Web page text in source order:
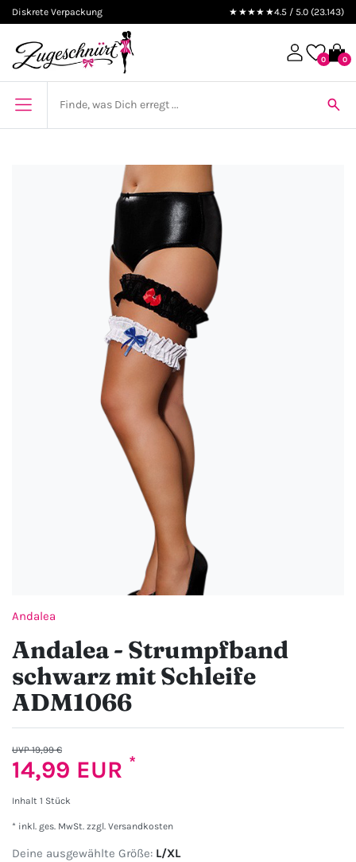
Diskrete Verpackung ★★★★★4.5 / 5.0 (23.143)
0 0
Andalea
Andalea - Strumpfband
schwarz mit Schleife
ADM1066
UVP 19,99 €
14,99 EUR *
Inhalt 1 Stück
* inkl. ges. MwSt. zzgl. Versandkosten
Deine ausgewählte Größe: L/XL